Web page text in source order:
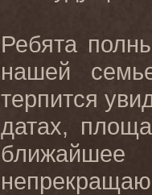
Ребята
нашей
терпится
датах,